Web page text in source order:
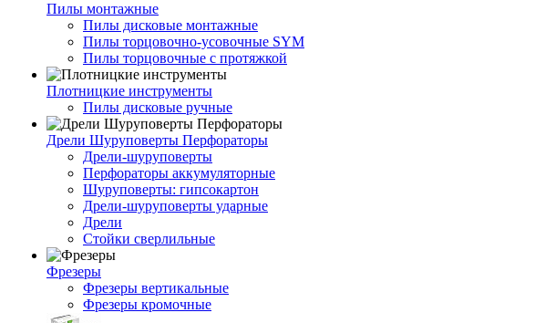
Пилы монтажные
Пилы дисковые монтажные
Пилы торцовочно-усовочные SYM
Пилы торцовочные с протяжкой
Плотницкие инструменты
Пилы дисковые ручные
Дрели Шуруповерты Перфораторы
Дрели-шуруповерты
Перфораторы аккумуляторные
Шуруповерты: гипсокартон
Дрели-шуруповерты ударные
Дрели
Стойки сверлильные
Фрезеры
Фрезеры вертикальные
Фрезеры кромочные